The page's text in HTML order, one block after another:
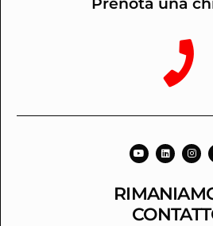
Prenota una